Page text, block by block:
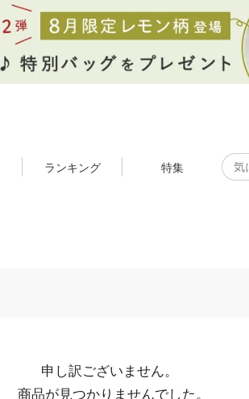
ランキング 特集
申し訳ございません。